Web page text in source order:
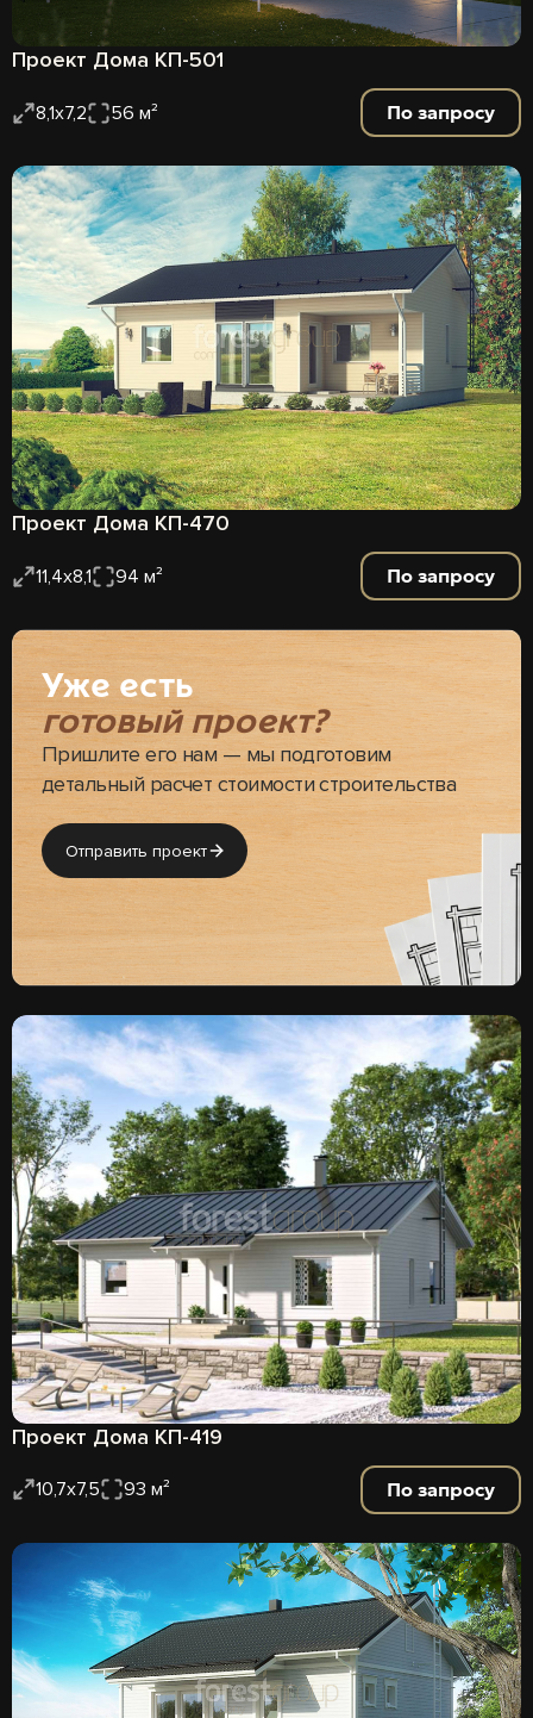
Проект Дома КП-501
8,1х7,2 56 м² По запросу
Проект Дома КП-470
11,4х8,1 94 м² По запросу
Уже есть
готовый проект?
Пришлите его нам — мы подготовим
детальный расчет стоимости строительства
Отправить проект
Проект Дома КП-419
10,7х7,5 93 м² По запросу